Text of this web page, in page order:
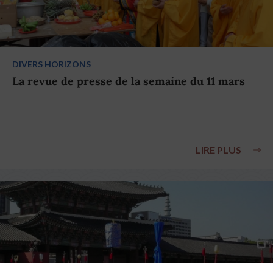
DIVERS HORIZONS
La revue de presse de la semaine du 11 mars
LIRE PLUS